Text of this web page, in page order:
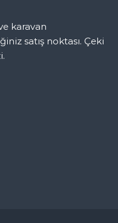
karavan
satış noktası. Çeki